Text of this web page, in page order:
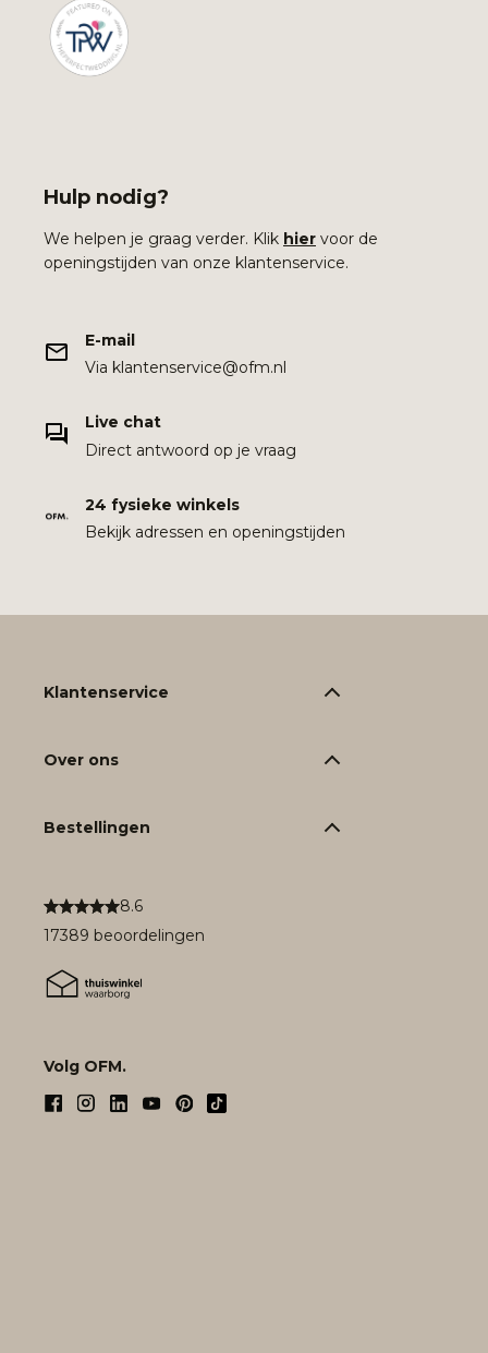
Hulp nodig?
We helpen je graag verder. Klik hier voor de
openingstijden van onze klantenservice.
E-mail
Via klantenservice@ofm.nl
Live chat
Direct antwoord op je vraag
24 fysieke winkels
Bekijk adressen en openingstijden
8.6
17389 beoordelingen
Volg OFM.
Klantenservice
Over ons
Bestellingen